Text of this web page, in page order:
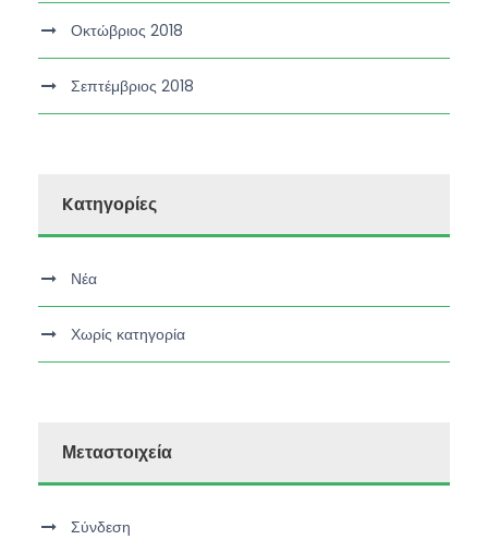
Οκτώβριος 2018
Σεπτέμβριος 2018
Kατηγορίες
Νέα
Χωρίς κατηγορία
Μεταστοιχεία
Σύνδεση